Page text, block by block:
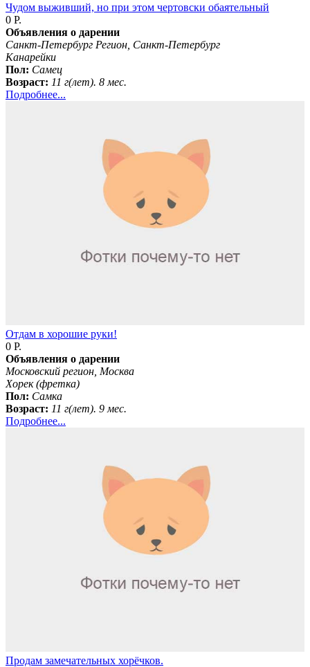
Чудом выживший, но при этом чертовски обаятельный
0 Р.
Объявления о дарении
Санкт-Петербург Регион, Санкт-Петербург
Канарейки
Пол: Самец
Возраст: 11 г(лет). 8 мес.
Подробнее...
Отдам в хорошие руки!
0 Р.
Объявления о дарении
Московский регион, Москва
Хорек (фретка)
Пол: Самка
Возраст: 11 г(лет). 9 мес.
Подробнее...
Продам замечательных хорёчков.